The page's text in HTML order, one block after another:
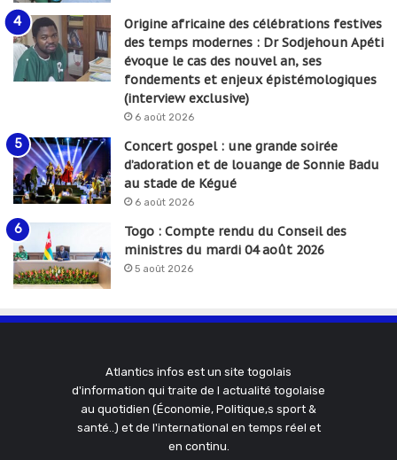
Origine africaine des célébrations festives
des temps modernes : Dr Sodjehoun Apéti
évoque le cas des nouvel an, ses
fondements et enjeux épistémologiques
(interview exclusive)
6 août 2026
Concert gospel : une grande soirée
d’adoration et de louange de Sonnie Badu
au stade de Kégué
6 août 2026
Togo : Compte rendu du Conseil des
ministres du mardi 04 août 2026
5 août 2026
Atlantics infos est un site togolais
d'information qui traite de l actualité togolaise
au quotidien (Économie, Politique,s sport &
santé..) et de l'international en temps réel et
en continu.